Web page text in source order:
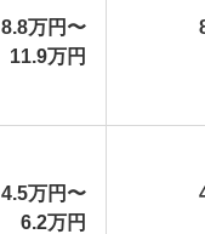
8.8万円〜
11.9万円
4.5万円〜
6.2万円